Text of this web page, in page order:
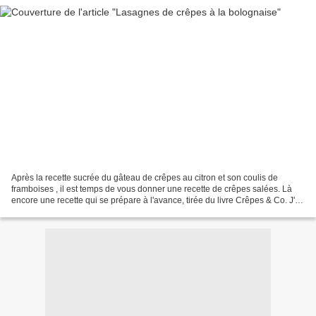
Après la recette sucrée du gâteau de crêpes au citron et son coulis de
framboises , il est temps de vous donner une recette de crêpes salées. Là
encore une recette qui se prépare à l'avance, tirée du livre Crêpes & Co. J'ai